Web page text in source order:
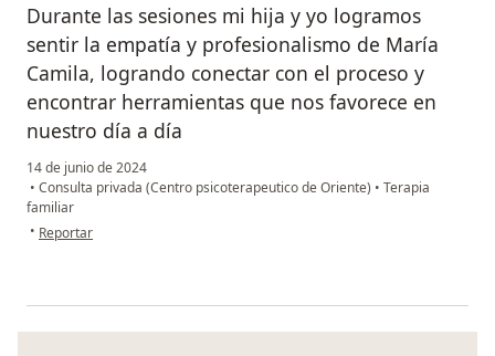
Durante las sesiones mi hija y yo logramos
sentir la empatía y profesionalismo de María
Camila, logrando conectar con el proceso y
encontrar herramientas que nos favorece en
nuestro día a día
14 de junio de 2024
• Consulta privada (Centro psicoterapeutico de Oriente) • Terapia
familiar
• en opinión del usuario Eli Gómez
Reportar